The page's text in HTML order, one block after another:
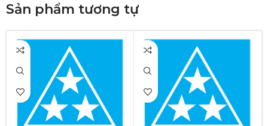
Sản phẩm tương tự